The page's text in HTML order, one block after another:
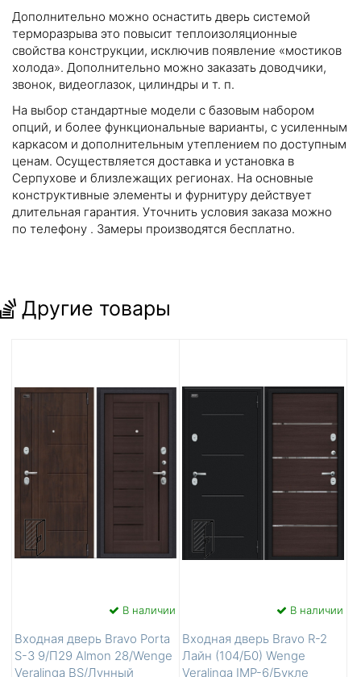
Дополнительно можно оснастить дверь системой
терморазрыва это повысит теплоизоляционные
свойства конструкции, исключив появление «мостиков
холода». Дополнительно можно заказать доводчики,
звонок, видеоглазок, цилиндры и т. п.
На выбор стандартные модели с базовым набором
опций, и более функциональные варианты, с усиленным
каркасом и дополнительным утеплением по доступным
ценам. Осуществляется доставка и установка в
Серпухове и близлежащих регионах. На основные
конструктивные элементы и фурнитуру действует
длительная гарантия. Уточнить условия заказа можно
по телефону . Замеры производятся бесплатно.
Другие товары
В наличии
Входная дверь Bravo Porta
S-3 9/П29 Almon 28/Wenge
Veralinga BS/Лунный
В наличии
Входная дверь Bravo R-2
Лайн (104/Б0) Wenge
Veralinga IMP-6/Букле